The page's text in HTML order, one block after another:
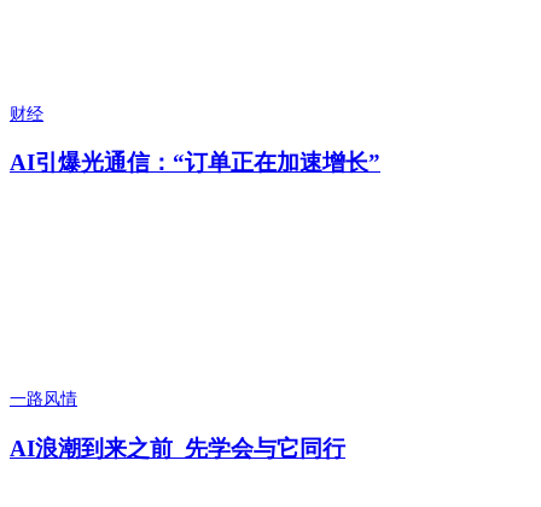
财经
AI引爆光通信：“订单正在加速增长”
一路风情
AI浪潮到来之前 先学会与它同行